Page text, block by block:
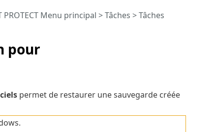
pour
PROTECT Menu principal >Tâches >Tâches
permet de restaurer une sauvegarde créée